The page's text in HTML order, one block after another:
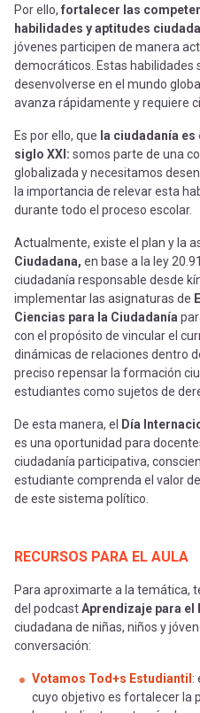
Por ello, fortalecer las
habilidades y aptitudes
jóvenes participen de manera
democráticos. Estas habilidades
desenvolverse en el mundo
avanza rápidamente y requiere
Es por ello, que la ciudadanía
siglo XXI: somos parte de una
globalizada y necesitamos
la importancia de relevar esta
durante todo el proceso escolar.
Actualmente, existe el plan y la
Ciudadana, en base a la ley
ciudadanía responsable desde
implementar las asignaturas de
Ciencias para la Ciudadanía
con el propósito de vincular el
dinámicas de relaciones dentro
preciso repensar la formación
estudiantes como sujetos de
De esta manera, el Día
es una oportunidad para
ciudadanía participativa,
estudiante comprenda el valor
de este sistema político.
RECURSOS PARA EL AULA
Para aproximarte a la temática,
del podcastAprendizaje para el
ciudadana de niñas, niños y
conversación:
Votamos Tod+s Estudiantil :
cuyo objetivo es fortalecer la